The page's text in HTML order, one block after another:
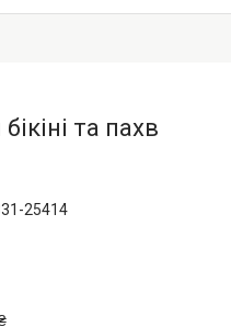
та пахв
25414